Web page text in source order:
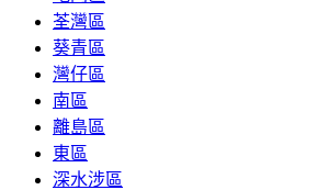
荃灣區
葵青區
灣仔區
南區
離島區
東區
深水涉區